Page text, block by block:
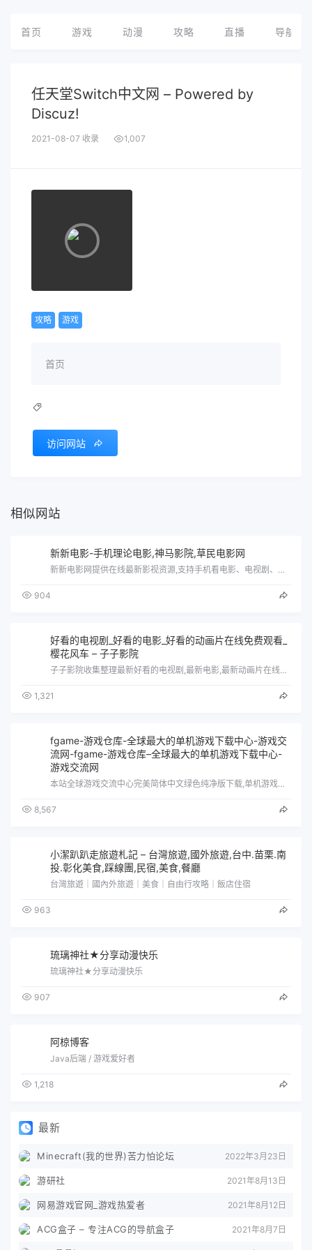
首页 游戏 动漫 攻略 直播 导航
任天堂Switch中文网 – Powered by
Discuz!
2021-08-07 收录 1,007
攻略 游戏
首页
访问网站
相似网站
新新电影-手机理论电影,神马影院,草民电影网
新新电影网提供在线最新影视资源,支持手机看电影、电视剧、动漫、综艺免费在线观看,热门剧集最新节目齐分享。
904
好看的电视剧_好看的电影_好看的动画片在线免费观看_
樱花风车 – 子子影院
子子影院收集整理最新好看的电视剧,最新电影,最新动画片在线观看\uff0c致力打造专业在线视频网站.
1,321
fgame-游戏仓库-全球最大的单机游戏下载中心-游戏交
流网-fgame-游戏仓库–全球最大的单机游戏下载中心-
游戏交流网
本站全球游戏交流中心完美简体中文绿色纯净版下载,单机游戏安装好直接就可以玩,无需steam等平台,目前游戏仓库容量60000g每天持…
8,567
小潔趴趴走旅遊札記 – 台灣旅遊,國外旅遊,台中.苗栗.南
投.彰化美食,踩線團,民宿,美食,餐廳
台灣旅遊｜國內外旅遊｜美食｜自由行攻略｜飯店住宿
963
琉璃神社★分享动漫快乐
琉璃神社★分享动漫快乐
907
阿椋博客
Java后端 / 游戏爱好者
1,218
最新
Minecraft(我的世界)苦力怕论坛 2022年3月23日
游研社 2021年8月13日
网易游戏官网_游戏热爱者 2021年8月12日
ACG盒子 – 专注ACG的导航盒子 2021年8月7日